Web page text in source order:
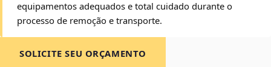
equipamentos adequados e total cuidado durante o
processo de remoção e transporte.
SOLICITE SEU ORÇAMENTO